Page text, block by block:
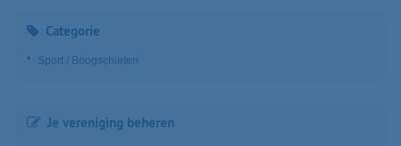
Categorie
Sport / Boogschieten
Je vereniging beheren